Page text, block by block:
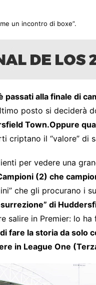
un incontro di boxe”.
passati alla finale di
posto si deciderà
Town.Oppure
il “valore” di
per vedere una
(2) che
che gli procurano i
di
salire in Premier: lo
fare la storia da solo
in League One